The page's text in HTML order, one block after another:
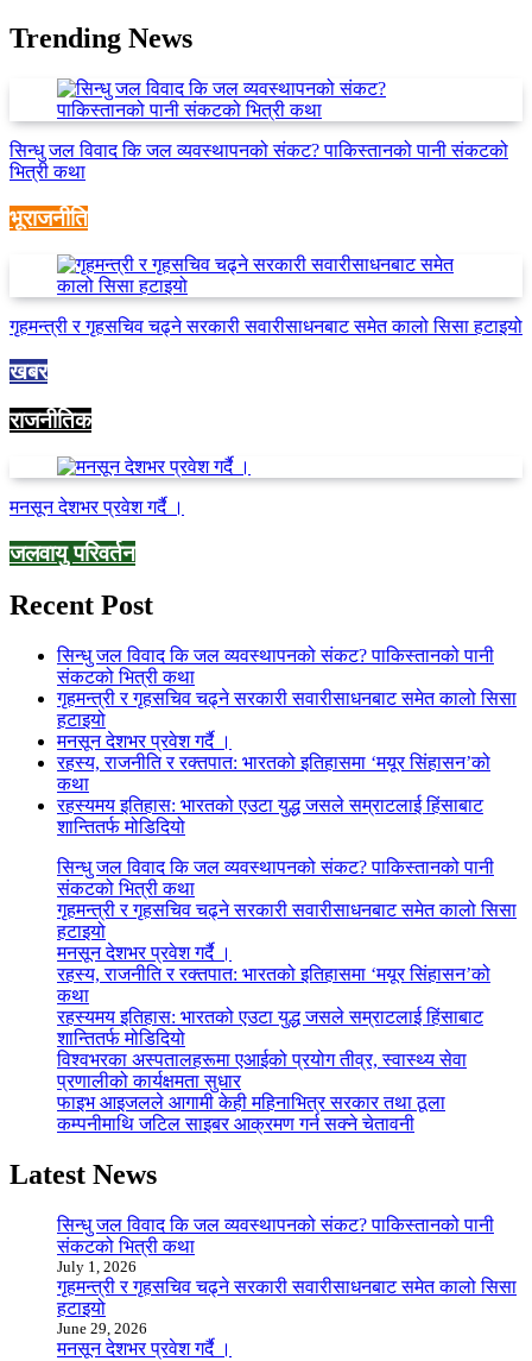
Trending News
सिन्धु जल विवाद कि जल व्यवस्थापनको संकट? पाकिस्तानको पानी संकटको
भित्री कथा
भूराजनीति
गृहमन्त्री र गृहसचिव चढ्ने सरकारी सवारीसाधनबाट समेत कालो सिसा हटाइयो
खबर
राजनीतिक
मनसून देशभर प्रवेश गर्दै ।
जलवायु परिवर्तन
Recent Post
सिन्धु जल विवाद कि जल व्यवस्थापनको संकट? पाकिस्तानको पानी
संकटको भित्री कथा
गृहमन्त्री र गृहसचिव चढ्ने सरकारी सवारीसाधनबाट समेत कालो सिसा
हटाइयो
मनसून देशभर प्रवेश गर्दै ।
रहस्य, राजनीति र रक्तपात: भारतको इतिहासमा ‘मयूर सिंहासन’को
कथा
रहस्यमय इतिहास: भारतको एउटा युद्ध जसले सम्राटलाई हिंसाबाट
शान्तितर्फ मोडिदियो
सिन्धु जल विवाद कि जल व्यवस्थापनको संकट? पाकिस्तानको पानी
संकटको भित्री कथा
गृहमन्त्री र गृहसचिव चढ्ने सरकारी सवारीसाधनबाट समेत कालो सिसा
हटाइयो
मनसून देशभर प्रवेश गर्दै ।
रहस्य, राजनीति र रक्तपात: भारतको इतिहासमा ‘मयूर सिंहासन’को
कथा
रहस्यमय इतिहास: भारतको एउटा युद्ध जसले सम्राटलाई हिंसाबाट
शान्तितर्फ मोडिदियो
विश्वभरका अस्पतालहरूमा एआईको प्रयोग तीव्र, स्वास्थ्य सेवा
प्रणालीको कार्यक्षमता सुधार
फाइभ आइजलले आगामी केही महिनाभित्र सरकार तथा ठूला
कम्पनीमाथि जटिल साइबर आक्रमण गर्न सक्ने चेतावनी
Latest News
सिन्धु जल विवाद कि जल व्यवस्थापनको संकट? पाकिस्तानको पानी
संकटको भित्री कथा
July 1, 2026
गृहमन्त्री र गृहसचिव चढ्ने सरकारी सवारीसाधनबाट समेत कालो सिसा
हटाइयो
June 29, 2026
मनसून देशभर प्रवेश गर्दै ।